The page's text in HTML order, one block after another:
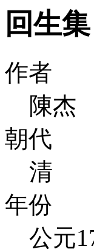
回生集
作者
陳杰
朝代
清
年份
公元